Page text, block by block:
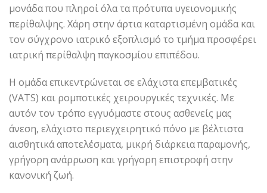
μονάδα που πληροί όλα τα πρότυπα υγειονομικής
περίθαλψης. Χάρη στην άρτια καταρτισμένη ομάδα και
τον σύγχρονο ιατρικό εξοπλισμό το τμήμα προσφέρει
ιατρική περίθαλψη παγκοσμίου επιπέδου.
Η ομάδα επικεντρώνεται σε ελάχιστα επεμβατικές
(VATS) και ρομποτικές χειρουργικές τεχνικές. Με
αυτόν τον τρόπο εγγυόμαστε στους ασθενείς μας
άνεση, ελάχιστο περιεγχειρητικό πόνο με βέλτιστα
αισθητικά αποτελέσματα, μικρή διάρκεια παραμονής,
γρήγορη ανάρρωση και γρήγορη επιστροφή στην
κανονική ζωή.